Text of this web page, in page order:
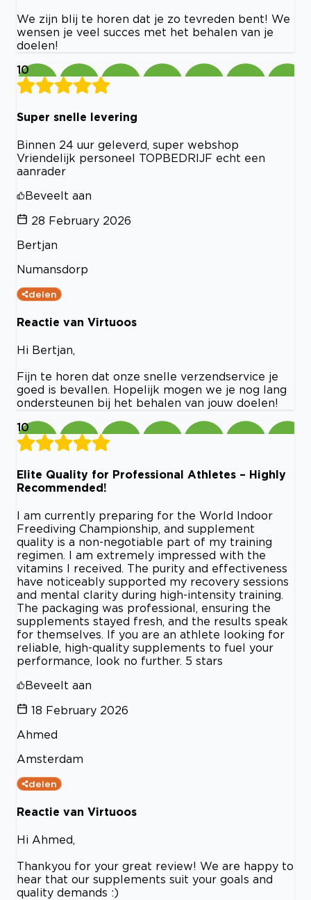
We zijn blij te horen dat je zo tevreden bent! We
wensen je veel succes met het behalen van je
doelen!
10
Super snelle levering
Binnen 24 uur geleverd, super webshop
Vriendelijk personeel TOPBEDRIJF echt een
aanrader
Beveelt aan
28 February 2026
Bertjan
Numansdorp
delen
Reactie van Virtuoos
Hi Bertjan,
Fijn te horen dat onze snelle verzendservice je
goed is bevallen. Hopelijk mogen we je nog lang
ondersteunen bij het behalen van jouw doelen!
10
Elite Quality for Professional Athletes – Highly
Recommended!
I am currently preparing for the World Indoor
Freediving Championship, and supplement
quality is a non-negotiable part of my training
regimen. I am extremely impressed with the
vitamins I received. The purity and effectiveness
have noticeably supported my recovery sessions
and mental clarity during high-intensity training.
The packaging was professional, ensuring the
supplements stayed fresh, and the results speak
for themselves. If you are an athlete looking for
reliable, high-quality supplements to fuel your
performance, look no further. 5 stars
Beveelt aan
18 February 2026
Ahmed
Amsterdam
delen
Reactie van Virtuoos
Hi Ahmed,
Thankyou for your great review! We are happy to
hear that our supplements suit your goals and
quality demands :)